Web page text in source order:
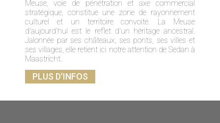
Meuse, voie de pénétration et axe commercial
stratégique, constitue une zone de rayonnement
culturel et un territoire convoité. La Meuse
d'aujourd'hui est le reflet d'un héritage ancestral.
Jalonnée par ses châteaux, ses ponts, ses villes et
ses villages, elle retient ici notre attention de Sedan à
Maastricht.
PLUS D'INFOS